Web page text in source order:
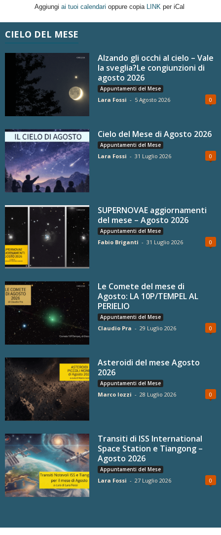
Aggiungi ai tuoi calendari oppure copia LINK per iCal
CIELO DEL MESE
Alzando gli occhi al cielo – Vale
la sveglia?Le congiunzioni di
agosto 2026
Appuntamenti del Mese
Lara Fossi - 5 Agosto 2026 0
Cielo del Mese di Agosto 2026
Appuntamenti del Mese
Lara Fossi - 31 Luglio 2026 0
SUPERNOVAE aggiornamenti
del mese – Agosto 2026
Appuntamenti del Mese
Fabio Briganti - 31 Luglio 2026 0
Le Comete del mese di
Agosto: LA 10P/TEMPEL AL
PERIELIO
Appuntamenti del Mese
Claudio Pra - 29 Luglio 2026 0
Asteroidi del mese Agosto
2026
Appuntamenti del Mese
Marco Iozzi - 28 Luglio 2026 0
Transiti di ISS International
Space Station e Tiangong –
Agosto 2026
Appuntamenti del Mese
Lara Fossi - 27 Luglio 2026 0